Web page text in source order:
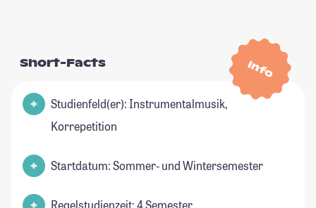
Info
Short-Facts
Studienfeld(er): Instrumentalmusik,
Korrepetition
Startdatum: Sommer- und Wintersemester